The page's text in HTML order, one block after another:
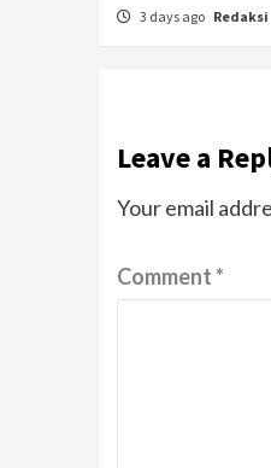
3 days ago Redaksi
Leave a
Your email
Comment*